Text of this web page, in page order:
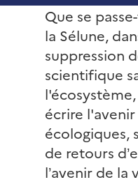
Que se
la Sélune,
suppression
scientifique
écrire
écologiques,
de retours
l’avenir de la